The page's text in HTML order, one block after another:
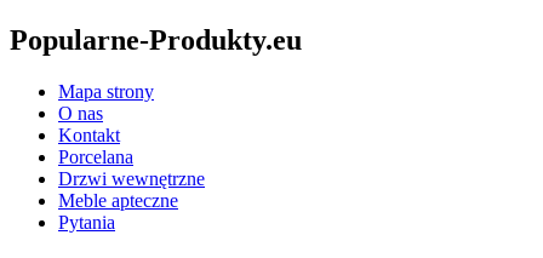
Popularne-Produkty.eu
Mapa strony
O nas
Kontakt
Porcelana
Drzwi wewnętrzne
Meble apteczne
Pytania